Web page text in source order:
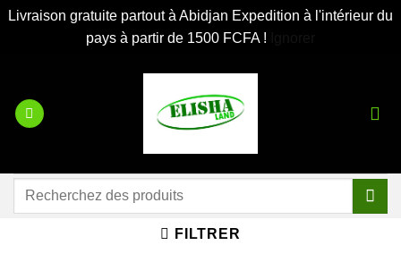
Livraison gratuite partout à Abidjan Expedition à l'intérieur du
pays à partir de 1500 FCFA !
contenu
Recherche
FILTRER